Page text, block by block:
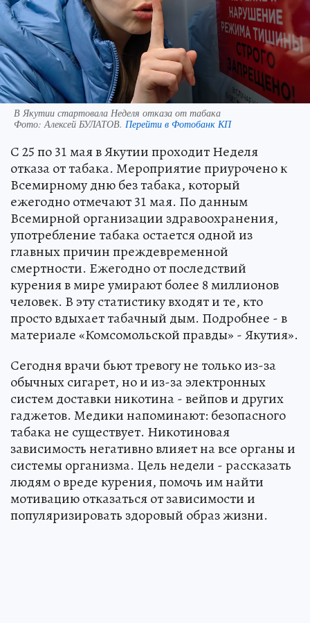
В Якутии стартовала Неделя отказа от табака
Фото: Алексей БУЛАТОВ. Перейти в Фотобанк КП
С 25 по 31 мая в Якутии проходит Неделя
отказа от табака. Мероприятие приурочено к
Всемирному дню без табака, который
ежегодно отмечают 31 мая. По данным
Всемирной организации здравоохранения,
употребление табака остается одной из
главных причин преждевременной
смертности. Ежегодно от последствий
курения в мире умирают более 8 миллионов
человек. В эту статистику входят и те, кто
просто вдыхает табачный дым. Подробнее - в
материале «Комсомольской правды» - Якутия».
Сегодня врачи бьют тревогу не только из-за
обычных сигарет, но и из-за электронных
систем доставки никотина - вейпов и других
гаджетов. Медики напоминают: безопасного
табака не существует. Никотиновая
зависимость негативно влияет на все органы и
системы организма. Цель недели - рассказать
людям о вреде курения, помочь им найти
мотивацию отказаться от зависимости и
популяризировать здоровый образ жизни.